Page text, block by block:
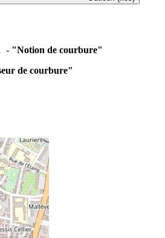
- "Notion de courbure"
de courbure"